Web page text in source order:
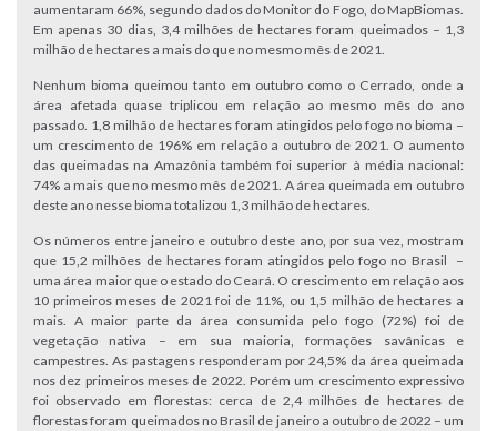
aumentaram 66%, segundo dados do Monitor do Fogo, do MapBiomas.
Em apenas 30 dias, 3,4 milhões de hectares foram queimados – 1,3
milhão de hectares a mais do que no mesmo mês de 2021.
Nenhum bioma queimou tanto em outubro como o Cerrado, onde a
área afetada quase triplicou em relação ao mesmo mês do ano
passado. 1,8 milhão de hectares foram atingidos pelo fogo no bioma –
um crescimento de 196% em relação a outubro de 2021. O aumento
das queimadas na Amazônia também foi superior à média nacional:
74% a mais que no mesmo mês de 2021. A área queimada em outubro
deste ano nesse bioma totalizou 1,3 milhão de hectares.
Os números entre janeiro e outubro deste ano, por sua vez, mostram
que 15,2 milhões de hectares foram atingidos pelo fogo no Brasil –
uma área maior que o estado do Ceará. O crescimento em relação aos
10 primeiros meses de 2021 foi de 11%, ou 1,5 milhão de hectares a
mais. A maior parte da área consumida pelo fogo (72%) foi de
vegetação nativa – em sua maioria, formações savânicas e
campestres. As pastagens responderam por 24,5% da área queimada
nos dez primeiros meses de 2022. Porém um crescimento expressivo
foi observado em florestas: cerca de 2,4 milhões de hectares de
florestas foram queimados no Brasil de janeiro a outubro de 2022 – um